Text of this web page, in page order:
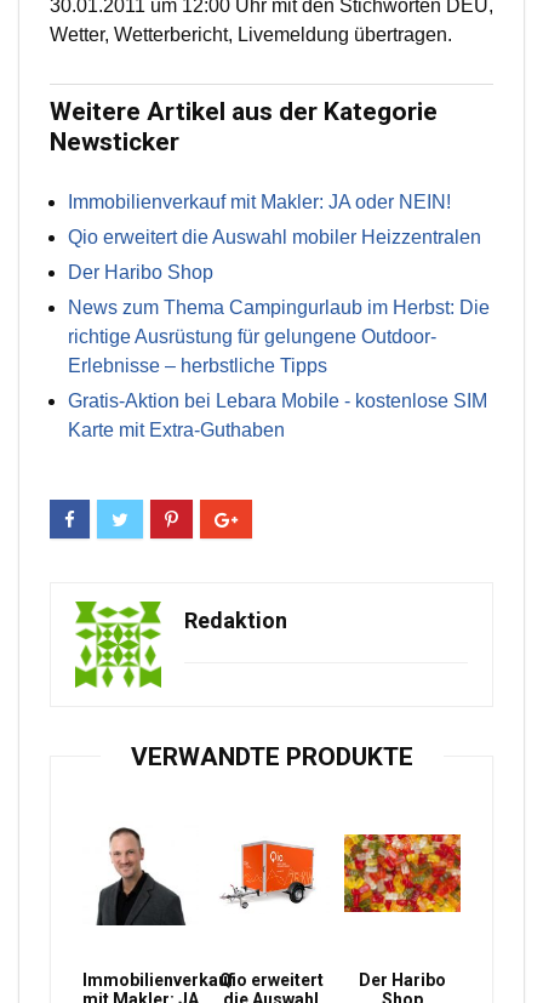
30.01.2011 um 12:00 Uhr mit den Stichworten DEU,
Wetter, Wetterbericht, Livemeldung übertragen.
Weitere Artikel aus der Kategorie
Newsticker
Immobilienverkauf mit Makler: JA oder NEIN!
Qio erweitert die Auswahl mobiler Heizzentralen
Der Haribo Shop
News zum Thema Campingurlaub im Herbst: Die
richtige Ausrüstung für gelungene Outdoor-
Erlebnisse – herbstliche Tipps
Gratis-Aktion bei Lebara Mobile - kostenlose SIM
Karte mit Extra-Guthaben
Redaktion
VERWANDTE PRODUKTE
ImmobilienverkaufQio erweitert
Der Haribo